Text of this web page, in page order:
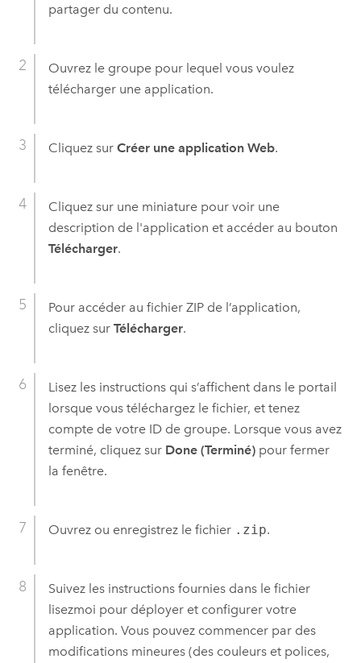
partager du contenu.
Ouvrez le groupe pour lequel vous voulez
télécharger une application.
Cliquez sur Créer une application Web.
Cliquez sur une miniature pour voir une
description de l'application et accéder au bouton
Télécharger.
Pour accéder au fichier ZIP de l’application,
cliquez sur Télécharger.
Lisez les instructions qui s’affichent dans le portail
lorsque vous téléchargez le fichier, et tenez
compte de votre ID de groupe. Lorsque vous avez
terminé, cliquez sur Done (Terminé)pour fermer
la fenêtre.
Ouvrez ou enregistrez le fichier .zip.
Suivez les instructions fournies dans le fichier
lisezmoi pour déployer et configurer votre
application. Vous pouvez commencer par des
modifications mineures (des couleurs et polices,